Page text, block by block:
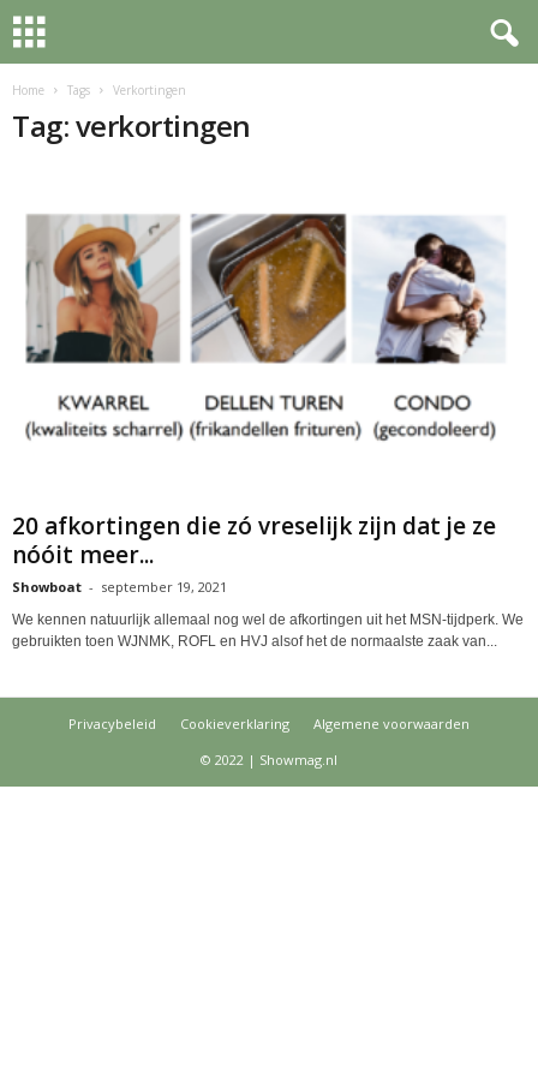
Home Tags Verkortingen
Tag: verkortingen
20 afkortingen die zó vreselijk zijn dat je ze
nóóit meer...
Showboat - september 19, 2021
We kennen natuurlijk allemaal nog wel de afkortingen uit het MSN-tijdperk. We
gebruikten toen WJNMK, ROFL en HVJ alsof het de normaalste zaak van...
Privacybeleid Cookieverklaring
Algemene voorwaarden
© 2022 | Showmag.nl